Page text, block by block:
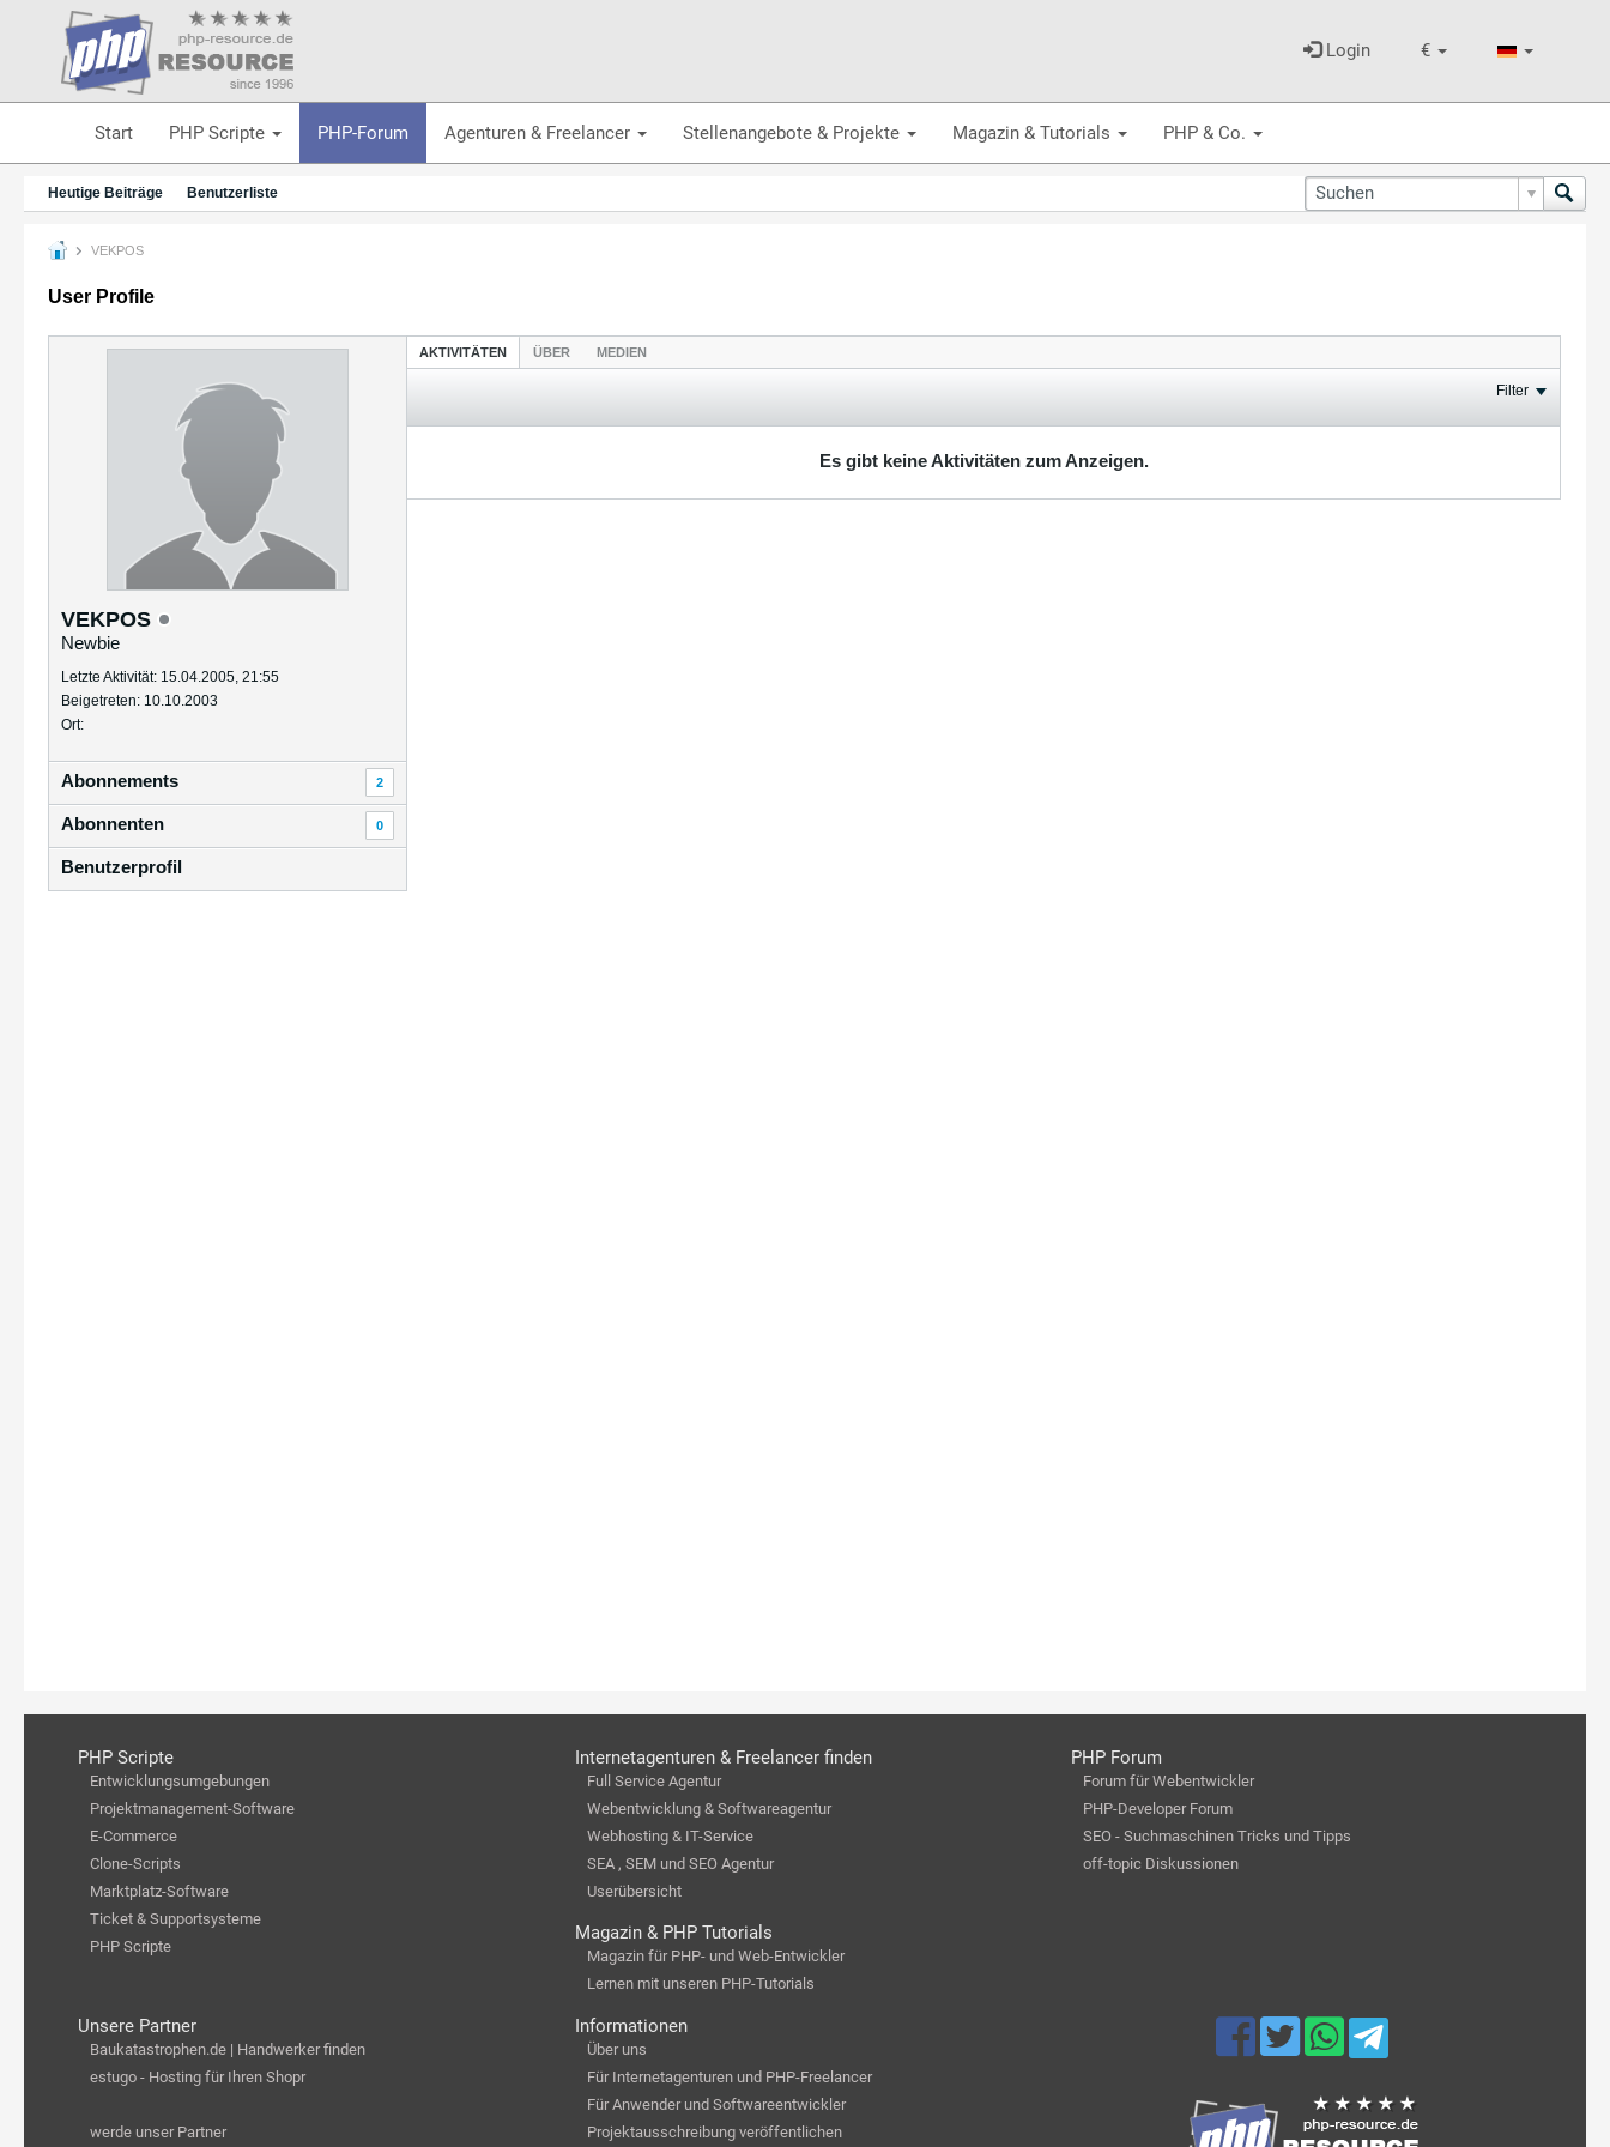
€
Login
Start PHP Scripte PHP-Forum Agenturen & Freelancer Stellenangebote & Projekte Magazin & Tutorials PHP & Co.
Heutige Beiträge Benutzerliste
VEKPOS
User Profile
VEKPOS
Newbie
Letzte Aktivität: 15.04.2005, 21:55
Beigetreten: 10.10.2003
Ort:
Abonnements 2
Abonnenten 0
Benutzerprofil
AKTIVITÄTEN ÜBER MEDIEN
Filter
Es gibt keine Aktivitäten zum Anzeigen.
PHP Scripte
Entwicklungsumgebungen
Projektmanagement-Software
E-Commerce
Clone-Scripts
Marktplatz-Software
Ticket & Supportsysteme
PHP Scripte
Internetagenturen & Freelancer finden
Full Service Agentur
Webentwicklung & Softwareagentur
Webhosting & IT-Service
SEA , SEM und SEO Agentur
Userübersicht
Magazin & PHP Tutorials
Magazin für PHP- und Web-Entwickler
Lernen mit unseren PHP-Tutorials
PHP Forum
Forum für Webentwickler
PHP-Developer Forum
SEO - Suchmaschinen Tricks und Tipps
off-topic Diskussionen
Unsere Partner
Baukatastrophen.de | Handwerker finden
estugo - Hosting für Ihren Shopr
werde unser Partner
Informationen
Über uns
Für Internetagenturen und PHP-Freelancer
Für Anwender und Softwareentwickler
Projektausschreibung veröffentlichen